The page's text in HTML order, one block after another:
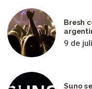
Bresh
9 de
Suno